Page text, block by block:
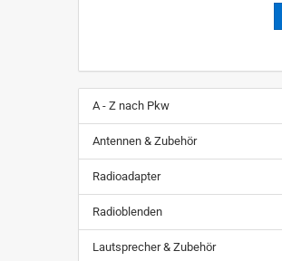
A - Z nach Pkw
Antennen & Zubehör
Radioadapter
Radioblenden
Lautsprecher & Zubehör